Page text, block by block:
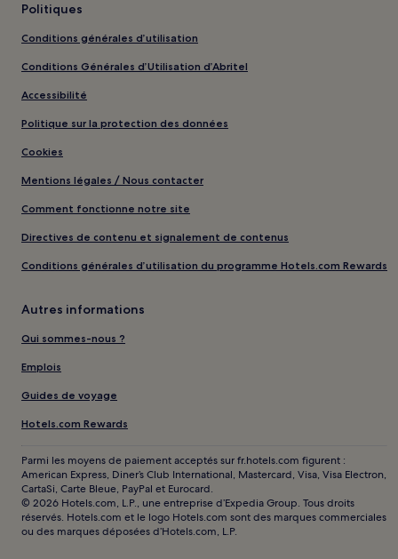
Politiques
Conditions générales d’utilisation
Conditions Générales d’Utilisation d’Abritel
Accessibilité
Politique sur la protection des données
Cookies
Mentions légales / Nous contacter
Comment fonctionne notre site
Directives de contenu et signalement de contenus
Conditions générales d’utilisation du programme Hotels.com Rewards
Autres informations
Qui sommes-nous ?
Emplois
Guides de voyage
Hotels.com Rewards
Parmi les moyens de paiement acceptés sur fr.hotels.com figurent :
American Express, Diner’s Club International, Mastercard, Visa, Visa Electron,
CartaSi, Carte Bleue, PayPal et Eurocard.
© 2026 Hotels.com, L.P., une entreprise d’Expedia Group. Tous droits
réservés. Hotels.com et le logo Hotels.com sont des marques commerciales
ou des marques déposées d’Hotels.com, L.P.